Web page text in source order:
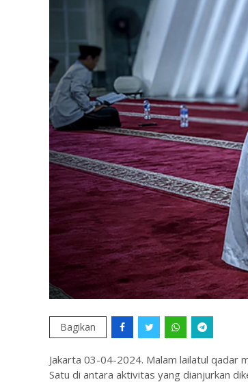
Bagikan
Jakarta 03-04-2024. Malam lailatul qadar
Satu di antara aktivitas yang dianjurkan